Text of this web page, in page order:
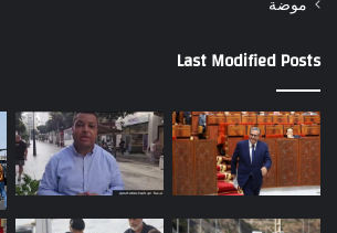
موضة
Last Modified Posts